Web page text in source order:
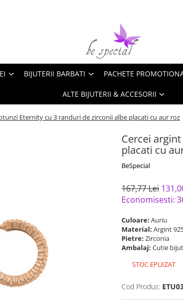
BIJUTERII BARBATI PACHETE
ALTE BIJUTERII & ACCESORII
Eternity cu 3 randuri de zirconii albe placati cu aur roz
Cercei
placati cu
BeSpecial
167,77 Lei
Economisesti:
Culoare: Auriu
Material: Argint
Pietre: Zirconia
Ambalaj: Cutie
STOC EPUIZAT
Cod Produs: